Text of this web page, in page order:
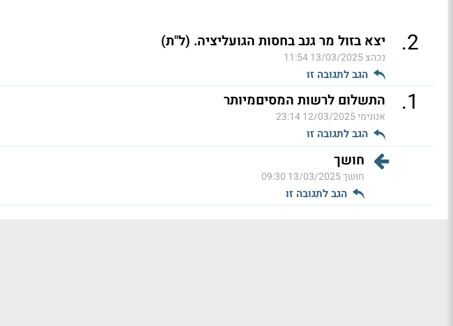
2
. יצא בזול מר גנב בחסות הגועליציה. (ל"ת)
נכהצ13/03/2025 11:54
הגב לתגובה זו
1
. התשלום לרשות המסיםמיותר
אנונימי12/03/2025 23:14
הגב לתגובה זו
חושך
חושך13/03/2025 09:30
הגב לתגובה זו